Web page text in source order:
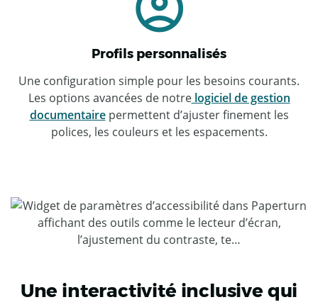
Profils personnalisés
Une configuration simple pour les besoins courants.
Les options avancées de notrelogiciel de gestion
documentairepermettent d’ajuster finement les
polices, les couleurs et les espacements.
Une interactivité inclusive qui